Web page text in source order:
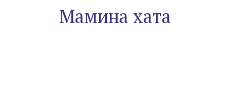
Мамина хата